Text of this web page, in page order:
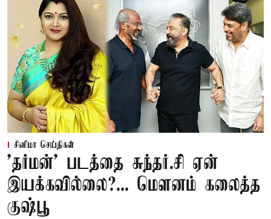
சினிமா செய்திகள்
'தர்மன்' படத்தை சுந்தர்.சி ஏன்
இயக்கவில்லை?... மௌனம் கலைத்த
குஷ்பூ